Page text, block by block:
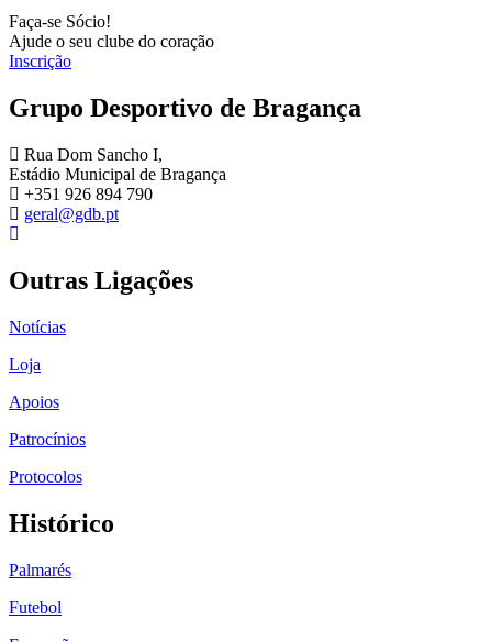
Faça-se Sócio!
Ajude o seu clube do coração
Inscrição
Grupo Desportivo de Bragança
Rua Dom Sancho I,
Estádio Municipal de Bragança
+351 926 894 790
geral@gdb.pt
Outras Ligações
Notícias
Loja
Apoios
Patrocínios
Protocolos
Histórico
Palmarés
Futebol